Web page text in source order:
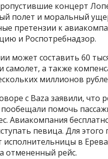
концерт
полет и моральный
претензии к
и Роспотребнадзор.
может составить 60
самолет, а также
миллионов
с Baza заявили, что
помочь
Авиакомпания
певица. Для этого
в
отмененный рейс.